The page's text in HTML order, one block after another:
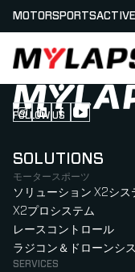
LOGO MYLAPS -
MOTORSPORTS
FOLLOW US
Follow us on
Follow us on
Follow us
Follow
SOLUTIONS
モータースポーツ
ソリューション X2シス
X2プロシステム
レースコントロール
ラジコン＆ドローンシ
SERVICES